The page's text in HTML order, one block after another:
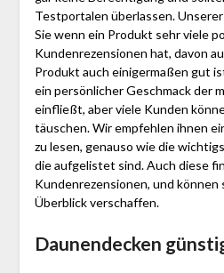
Testportalen überlassen.
Sie wenn ein Produkt sehr viele
Kundenrezensionen hat, davon
Produkt auch einigermaßen gut
ein persönlicher Geschmack der
einfließt, aber viele Kunden
täuschen. Wir empfehlen ihnen
zu lesen, genauso wie die
die aufgelistet sind. Auch diese
Kundenrezensionen, und können
Überblick verschaffen.
Daunendecken